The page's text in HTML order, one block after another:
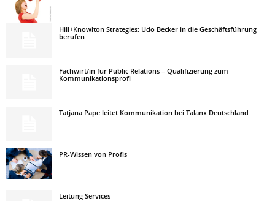
Hill+Knowlton Strategies: Udo Becker in die Geschäftsführung
berufen
Fachwirt/in für Public Relations – Qualifizierung zum
Kommunikationsprofi
Tatjana Pape leitet Kommunikation bei Talanx Deutschland
PR-Wissen von Profis
Leitung Services